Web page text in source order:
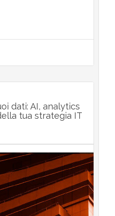
dati: AI, analytics
tua strategia IT